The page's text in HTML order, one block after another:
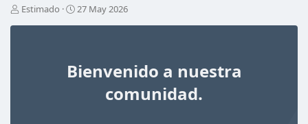
A
Estimado
F
d
27 May 2026
Bienvenido a nuestra
comunidad.